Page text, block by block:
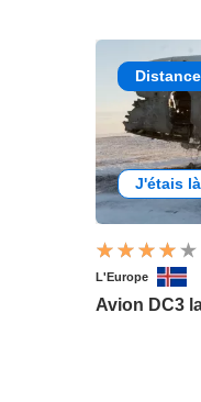
J'étais là
L'Europe
Avion DC3